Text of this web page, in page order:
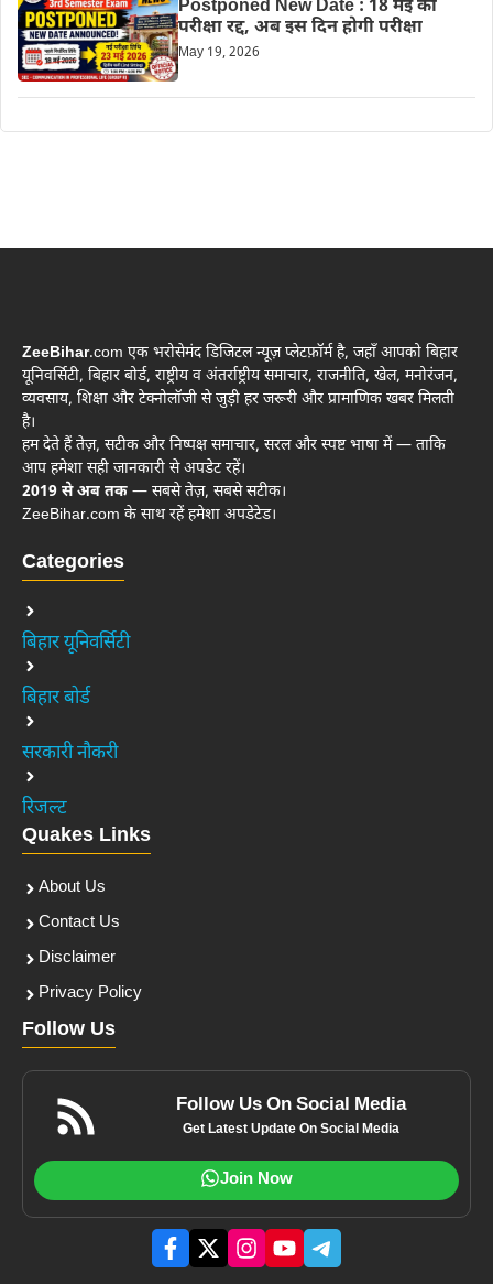
Postponed New Date : 18 मई की
परीक्षा रद्द, अब इस दिन होगी परीक्षा
May 19, 2026
ZeeBihar.com एक भरोसेमंद डिजिटल न्यूज़ प्लेटफ़ॉर्म है, जहाँ आपको बिहार
यूनिवर्सिटी, बिहार बोर्ड, राष्ट्रीय व अंतर्राष्ट्रीय समाचार, राजनीति, खेल, मनोरंजन,
व्यवसाय, शिक्षा और टेक्नोलॉजी से जुड़ी हर जरूरी और प्रामाणिक खबर मिलती
है।
हम देते हैं तेज़, सटीक और निष्पक्ष समाचार, सरल और स्पष्ट भाषा में — ताकि
आप हमेशा सही जानकारी से अपडेट रहें।
2019 से अब तक — सबसे तेज़, सबसे सटीक।
ZeeBihar.com के साथ रहें हमेशा अपडेटेड।
Categories
बिहार यूनिवर्सिटी
बिहार बोर्ड
सरकारी नौकरी
रिजल्ट
Quakes Links
About Us
Contact Us
Disclaimer
Privacy Policy
Follow Us
Follow Us On Social Media
Get Latest Update On Social Media
Join Now